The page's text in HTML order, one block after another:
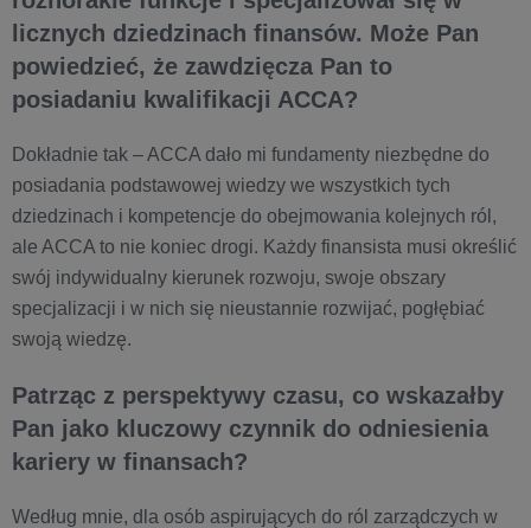
licznych dziedzinach finansów. Może Pan
powiedzieć, że zawdzięcza Pan to
posiadaniu kwalifikacji ACCA?
Dokładnie tak – ACCA dało mi fundamenty niezbędne do
posiadania podstawowej wiedzy we wszystkich tych
dziedzinach i kompetencje do obejmowania kolejnych ról,
ale ACCA to nie koniec drogi. Każdy finansista musi określić
swój indywidualny kierunek rozwoju, swoje obszary
specjalizacji i w nich się nieustannie rozwijać, pogłębiać
swoją wiedzę.
Patrząc z perspektywy czasu, co wskazałby
Pan jako kluczowy czynnik do odniesienia
kariery w finansach?
Według mnie, dla osób aspirujących do ról zarządczych w